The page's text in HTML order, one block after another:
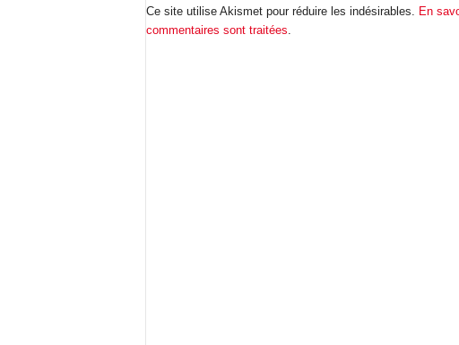
Ce site utilise Akismet pour réduire les indésirables. En
commentaires sont traitées.